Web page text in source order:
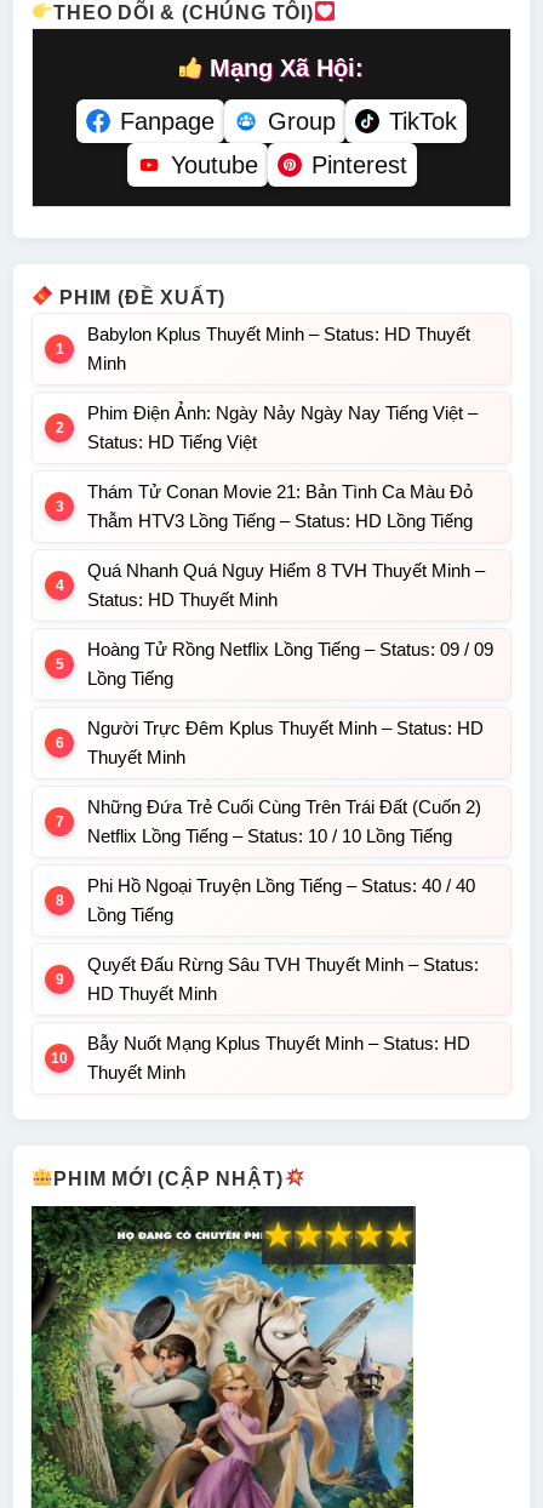
THEO DÕI & (CHÚNG TÔI)
Mạng Xã Hội:
Fanpage
Group
TikTok
Youtube
Pinterest
PHIM (ĐỀ XUẤT)
Babylon Kplus Thuyết Minh – Status: HD Thuyết
Minh
Phim Điện Ảnh: Ngày Nảy Ngày Nay Tiếng Việt –
Status: HD Tiếng Việt
Thám Tử Conan Movie 21: Bản Tình Ca Màu Đỏ
Thẫm HTV3 Lồng Tiếng – Status: HD Lồng Tiếng
Quá Nhanh Quá Nguy Hiểm 8 TVH Thuyết Minh –
Status: HD Thuyết Minh
Hoàng Tử Rồng Netflix Lồng Tiếng – Status: 09 / 09
Lồng Tiếng
Người Trực Đêm Kplus Thuyết Minh – Status: HD
Thuyết Minh
Những Đứa Trẻ Cuối Cùng Trên Trái Đất (Cuốn 2)
Netflix Lồng Tiếng – Status: 10 / 10 Lồng Tiếng
Phi Hồ Ngoại Truyện Lồng Tiếng – Status: 40 / 40
Lồng Tiếng
Quyết Đấu Rừng Sâu TVH Thuyết Minh – Status:
HD Thuyết Minh
Bẫy Nuốt Mạng Kplus Thuyết Minh – Status: HD
Thuyết Minh
PHIM MỚI (CẬP NHẬT)
★
★
★
★
★